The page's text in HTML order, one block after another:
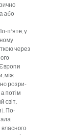
або
п'яте, у
через
між
розри­
а потім
світ,
По-